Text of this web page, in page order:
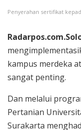
Penyerahan sertifikat
kampus merdeka
sangat penting.
Dan melalui
Pertanian
Surakarta